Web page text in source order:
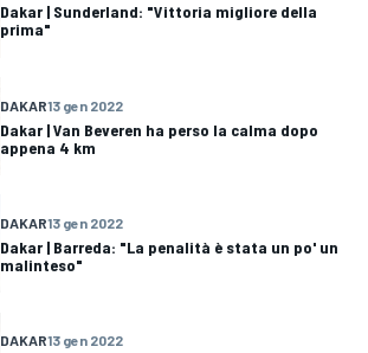
Dakar | Sunderland: "Vittoria migliore della
prima"
DAKAR13 gen 2022
Dakar | Van Beveren ha perso la calma dopo
appena 4 km
DAKAR13 gen 2022
Dakar | Barreda: "La penalità è stata un po' un
malinteso"
DAKAR13 gen 2022